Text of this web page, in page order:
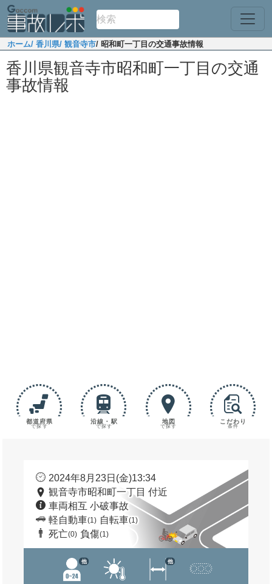
ホーム/ 香川県/ 観音寺市/ 昭和町一丁目の交通事故情報
香川県観音寺市昭和町一丁目の交通
事故情報
都道府県
で探す
沿線・駅
で探す
地図
で探す
こだわり
条件
2024年8月23日(金)13:34
観音寺市昭和町一丁目 付近
車両相互 小破事故
軽自動車(1) 自転車(1)
死亡(0) 負傷(1)
他 他